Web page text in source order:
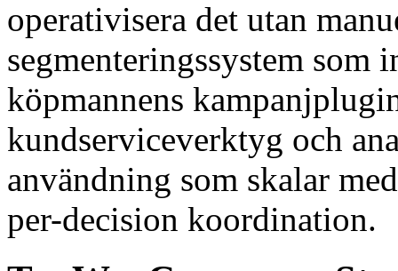
operativisera det utan
segmenteringssystem som
köpmannens
kundserviceverktyg och
användning som skalar
per-decision koordination.